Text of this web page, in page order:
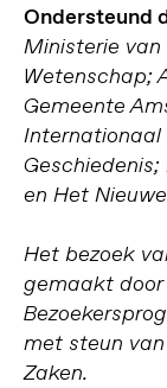
Ondersteund
Ministerie van
Wetenschap;
Gemeente
Internationaal
en Het
Het bezoek
gemaakt
met steun
Zaken.